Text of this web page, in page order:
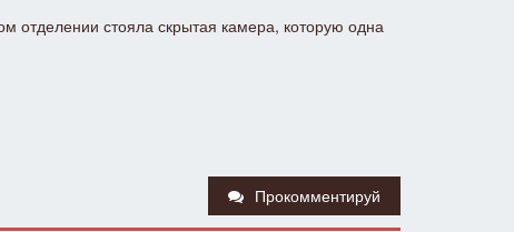
отделении стояла скрытая камера, которую одна
Прокомментируй